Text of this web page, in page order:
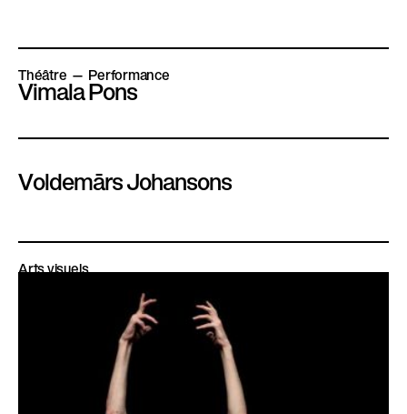
Théâtre Performance
Vimala Pons
Voldemārs Johansons
Arts visuels